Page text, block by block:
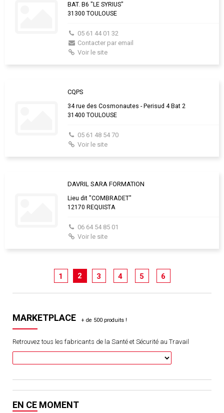
BAT. B6 "LE SYRIUS"
31300 TOULOUSE
05 61 44 01 32
Contacter par email
Voir le site
CQPS
34 rue des Cosmonautes - Perisud 4 Bat 2
31400 TOULOUSE
05 61 48 54 70
Voir le site
DAVRIL SARA FORMATION
Lieu dit "COMBRADET"
12170 REQUISTA
06 64 54 85 01
Voir le site
1 2 3 4 5 6
MARKETPLACE
Retrouvez tous les fabricants de la Santé et Sécurité au Travail
EN CE MOMENT